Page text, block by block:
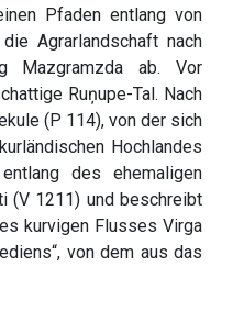
Pfaden entlang von
Agrarlandschaft nach
Mazgramzda ab. Vor
Ruņupe-Tal. Nach
(P 114), von der sich
Hochlandes
des ehemaligen
(V 1211) und beschreibt
kurvigen Flusses Virga
von dem aus das